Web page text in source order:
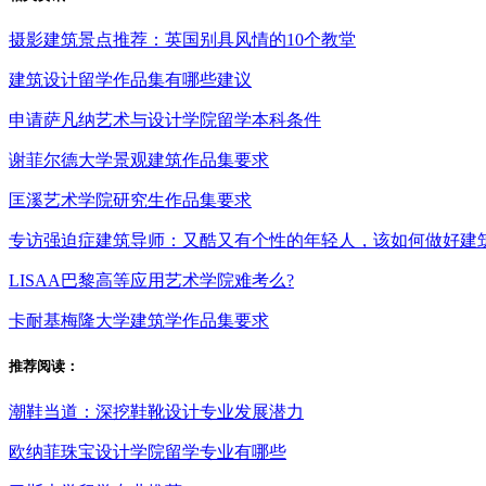
摄影建筑景点推荐：英国别具风情的10个教堂
建筑设计留学作品集有哪些建议
申请萨凡纳艺术与设计学院留学本科条件
谢菲尔德大学景观建筑作品集要求
匡溪艺术学院研究生作品集要求
专访强迫症建筑导师：又酷又有个性的年轻人，该如何做好建
LISAA巴黎高等应用艺术学院难考么?
卡耐基梅隆大学建筑学作品集要求
推荐阅读：
潮鞋当道：深挖鞋靴设计专业发展潜力
欧纳菲珠宝设计学院留学专业有哪些